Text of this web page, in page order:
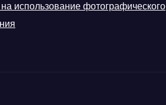
использование фотографического